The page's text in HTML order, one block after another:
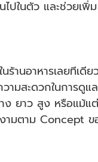
ไปในตัว และช่วยเพิ่ม
านอาหารเลยทีเดี
มสะดวกในการดูแล
ง ยาว สูง หรือแม้แ
ามตาม Concept ข